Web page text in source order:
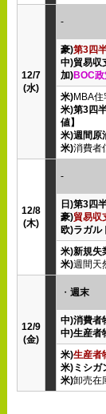
12/7
(水)
-
豪)第3四
中)貿易収
加)BOC
米)MBA
米)第3四
値】
米)週間原
米)消費者
12/8
(木)
-
日)第3四
豪)貿易収
欧)ラガル
米)新規失
米)週間天
12/9
(金)
・ 週末
中)消費者
中)生産者
米)生産者
米)ミシガ
米)卸売在